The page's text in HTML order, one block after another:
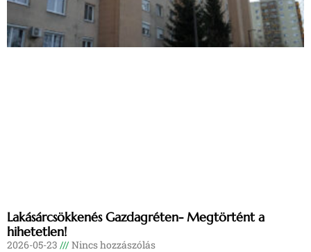
Lakásárcsökkenés Gazdagréten- Megtörtént a
hihetetlen!
2026-05-23 Nincs hozzászólás